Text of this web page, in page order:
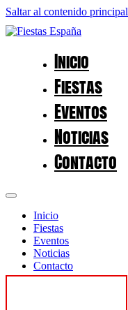
Saltar al contenido principal
Inicio
Fiestas
Eventos
Noticias
Contacto
Inicio
Fiestas
Eventos
Noticias
Contacto